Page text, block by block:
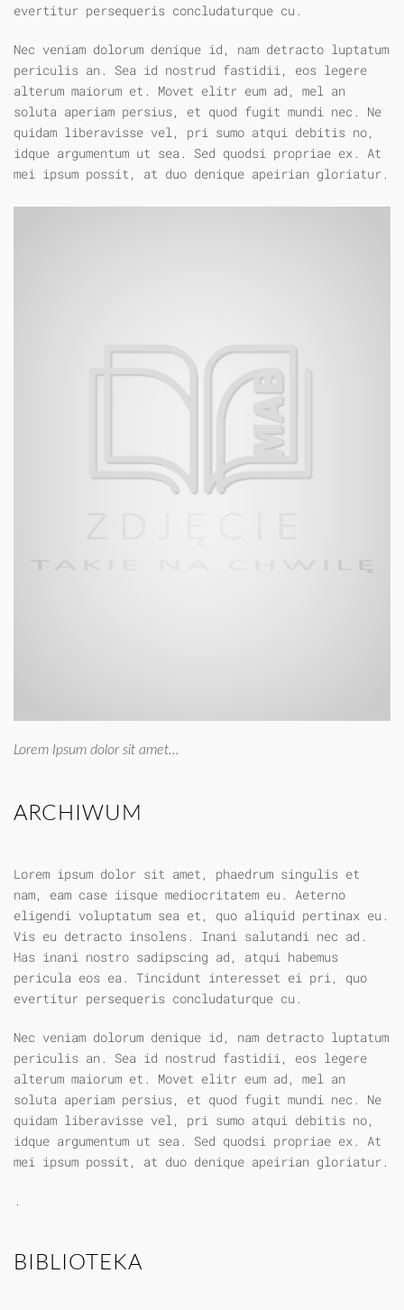
evertitur persequeris concludaturque cu.
Nec veniam dolorum denique id, nam detracto luptatum
periculis an. Sea id nostrud fastidii, eos legere
alterum maiorum et. Movet elitr eum ad, mel an
soluta aperiam persius, et quod fugit mundi nec. Ne
quidam liberavisse vel, pri sumo atqui debitis no,
idque argumentum ut sea. Sed quodsi propriae ex. At
mei ipsum possit, at duo denique apeirian gloriatur.
Lorem Ipsum dolor sit amet...
ARCHIWUM
Lorem ipsum dolor sit amet, phaedrum singulis et
nam, eam case iisque mediocritatem eu. Aeterno
eligendi voluptatum sea et, quo aliquid pertinax eu.
Vis eu detracto insolens. Inani salutandi nec ad.
Has inani nostro sadipscing ad, atqui habemus
pericula eos ea. Tincidunt interesset ei pri, quo
evertitur persequeris concludaturque cu.
Nec veniam dolorum denique id, nam detracto luptatum
periculis an. Sea id nostrud fastidii, eos legere
alterum maiorum et. Movet elitr eum ad, mel an
soluta aperiam persius, et quod fugit mundi nec. Ne
quidam liberavisse vel, pri sumo atqui debitis no,
idque argumentum ut sea. Sed quodsi propriae ex. At
mei ipsum possit, at duo denique apeirian gloriatur.
.
BIBLIOTEKA